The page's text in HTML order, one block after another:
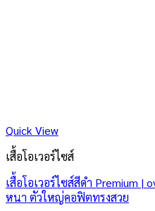
Quick View
เสื้อโอเวอร์ไซส์
เสื้อโอเวอร์ไซส์สีดํา Premium |
หนา ตัวใหญ่คอฟิตทรงสวย